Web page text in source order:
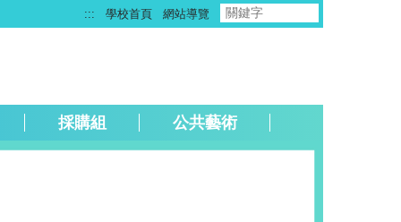
::: 學校首頁 網站導覽
採購組 公共藝術